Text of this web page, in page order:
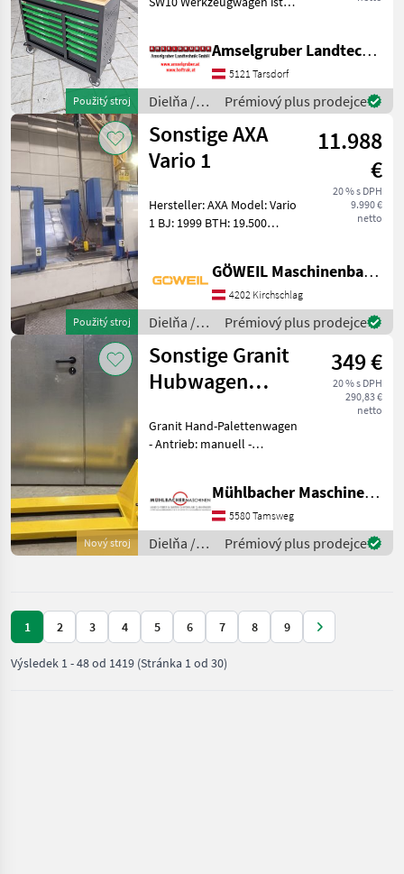
Použitý stroj
professionelle
Arbeitsumgebung.
Ausgestattet mit 13
robusten Schub
Amselgruber Landtechnik GmbH
5121 Tarsdorf
Dielňa /
Sonstige
Prémiový plus prodejce
Použitý stroj
Sonstige AXA
Vario 1
11.988
€
20 % s DPH
9.990 €
netto
Hersteller: AXA Model: Vario
1 BJ: 1999 BTH: 19.500
500 mm Verfahrweg Z-
Achse: 600 mm
Vorschubgeschwindigke
GÖWEIL Maschinenbau GmbH
4202 Kirchschlag
Dielňa /
Sonstige
Prémiový plus prodejce
Nový stroj
Sonstige Granit
Hubwagen
349 €
20 % s DPH
290,83 €
netto
Granit Hand-Palettenwagen
- Antrieb: manuell -
2.500kg - Gabellänge
1.150mm - Räder:
Gabelrollen aus Polyuretha
Mühlbacher Maschinen GmbH
5580 Tamsweg
Dielňa /
Sonstige
Prémiový plus prodejce
1 2 3 4 5 6 7 8 9
Výsledek 1-48od 1419 (Stránka 1 od 30)